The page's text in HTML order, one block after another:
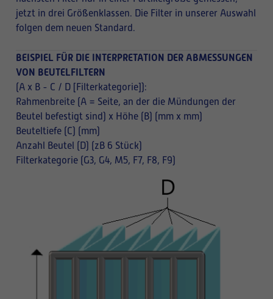
jetzt in drei Größenklassen. Die Filter in unserer Auswahl
folgen dem neuen Standard.
BEISPIEL FÜR DIE INTERPRETATION DER ABMESSUNGEN
VON BEUTELFILTERN
(A x B - C / D [Filterkategorie]):
Rahmenbreite (A = Seite, an der die Mündungen der
Beutel befestigt sind) x Höhe (B) (mm x mm)
Beuteltiefe (C) (mm)
Anzahl Beutel (D) (zB 6 Stück)
Filterkategorie (G3, G4, M5, F7, F8, F9)